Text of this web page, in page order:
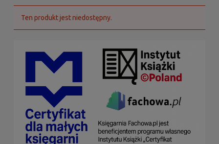
Ten produkt jest niedostępny.